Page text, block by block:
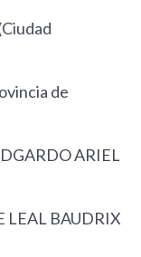
de
ARIEL
LEAL BAUDRIX